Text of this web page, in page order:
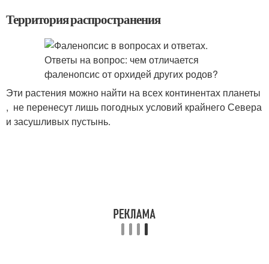
Территория распространения
Эти растения можно найти на всех континентах планеты
, не перенесут лишь погодных условий крайнего Севера
и засушливых пустынь.